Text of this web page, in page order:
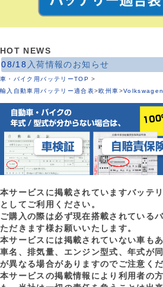
HOT NEWS
08/18 入荷情報のお知らせ
車・バイク用バッテリーTOP >
輸入自動車用バッテリー適合表>欧州車>Volkswagen
本サービスに掲載されていますバッテ
としてご利用ください。
ご購入の際は必ず現在搭載されている
ただきます様お願いいたします。
本サービスには掲載されていない車もあ
車名、排気量、エンジン型式、年式が
が異なる場合がありますのでご注意くだ
本サービスの掲載情報により利用者の